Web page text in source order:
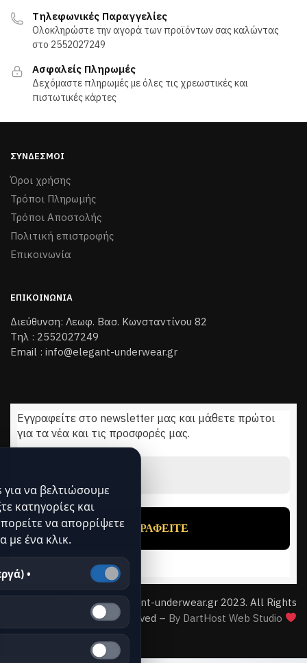
επιλογές
μπορούν
επιλεγούν
σελίδα
του
μπορούν
σελίδα
προϊόντος
Τηλεφωνικές Παραγγελίες
Ολοκληρώστε την αγορά των προϊόντων σας καλώντας
στο 2552027249
Ασφαλείς Πληρωμές
Δεχόμαστε πληρωμές με όλες τις χρεωστικές και
πιστωτικές κάρτες
ΣΎΝΔΕΣΜΟΙ
Όροι χρήσης
Τρόποι Πληρωμής
Τρόποι Aποστολής
Πολιτική επιστροφής
Επικοινωνία
ΕΠΙΚΟΙΝΩΝΊΑ
Διεύθυνση: Λεωφ. Βασ. Κωνσταντίνου 82
Τηλ : 2552027249
Email : info@elegant-underwear.gr
Εγγραφείτε στο newsletter μας και μάθετε πρώτοι
για τα νέα και τις προσφορές μας.
*
© Copyright elegant-underwear.gr 2023. All Rights
Reserved – By DartHost Web Studio
να βελτιώσουμε
κατηγορίες και
να απορρίψετε
με ένα κλικ.
•